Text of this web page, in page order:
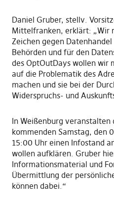
Daniel Gruber, stellv.
Mittelfranken, erklärt: „Wir
Zeichen gegen
Behörden und für den
des OptOutDays wollen wir
auf die Problematik des
machen und sie bei der
Widerspruchs- und
In Weißenburg veranstalten
kommenden Samstag, den
15:00 Uhr einen Infostand
wollen aufklären. Gruber
Informationsmaterial und
Übermittlung der
können dabei.“